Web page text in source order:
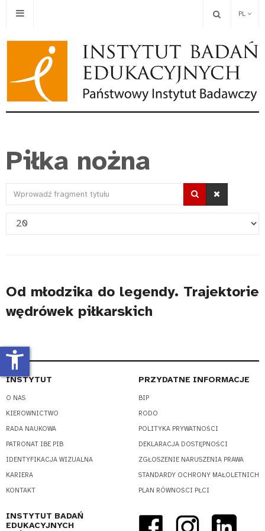
PL
Piłka nożna
Wprowadź
tytułu
Pokaż
Od młodzika do legendy. Trajektorie
wędrówek piłkarskich
INSTYTUT
O NAS
KIEROWNICTWO
RADA NAUKOWA
PATRONAT IBE PIB
IDENTYFIKACJA WIZUALNA
KARIERA
KONTAKT
PRZYDATNE INFORMACJE
BIP
RODO
POLITYKA PRYWATNOŚCI
DEKLARACJA DOSTĘPNOŚCI
ZGŁOSZENIE NARUSZENIA PRAWA
STANDARDY OCHRONY MAŁOLETNICH
PLAN RÓWNOŚCI PŁCI
INSTYTUT BADAŃ
EDUKACYJNYCH
accessibility_new